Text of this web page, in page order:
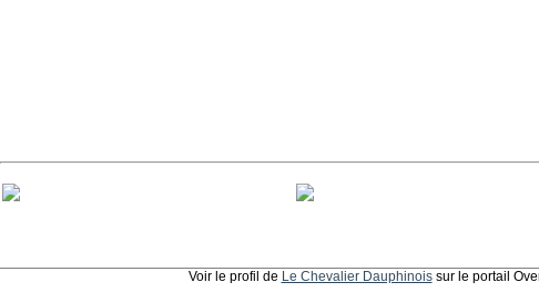
Voir le profil de Le Chevalier Dauphinoissur le portail